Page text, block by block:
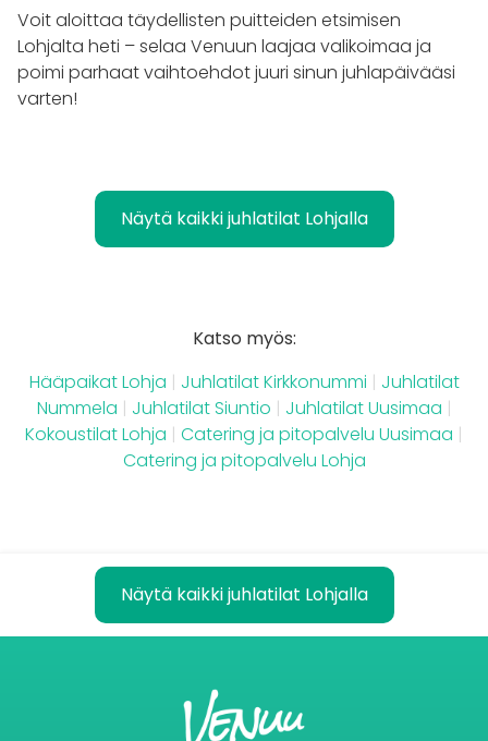
Voit aloittaa täydellisten puitteiden etsimisen
Lohjalta heti – selaa Venuun laajaa valikoimaa ja
poimi parhaat vaihtoehdot juuri sinun juhlapäivääsi
varten!
Näytä kaikki juhlatilat Lohjalla
Katso myös:
Hääpaikat Lohja | Juhlatilat Kirkkonummi | Juhlatilat
Nummela | Juhlatilat Siuntio | Juhlatilat Uusimaa |
Kokoustilat Lohja | Catering ja pitopalvelu Uusimaa |
Catering ja pitopalvelu Lohja
Näytä kaikki juhlatilat Lohjalla